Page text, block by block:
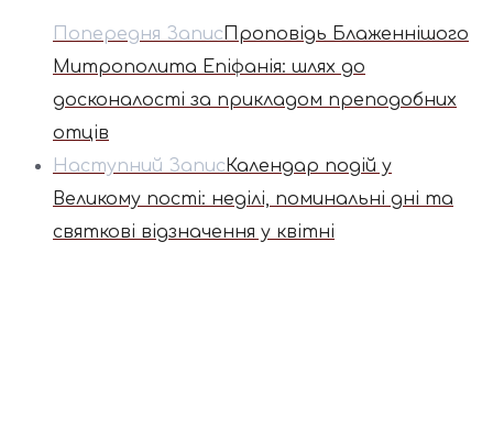
Попередня ЗаписПроповідь Блаженнішого
Митрополита Епіфанія: шлях до
досконалості за прикладом преподобних
отців
Наступний ЗаписКалендар подій у
Великому пості: неділі, поминальні дні та
святкові відзначення у квітні